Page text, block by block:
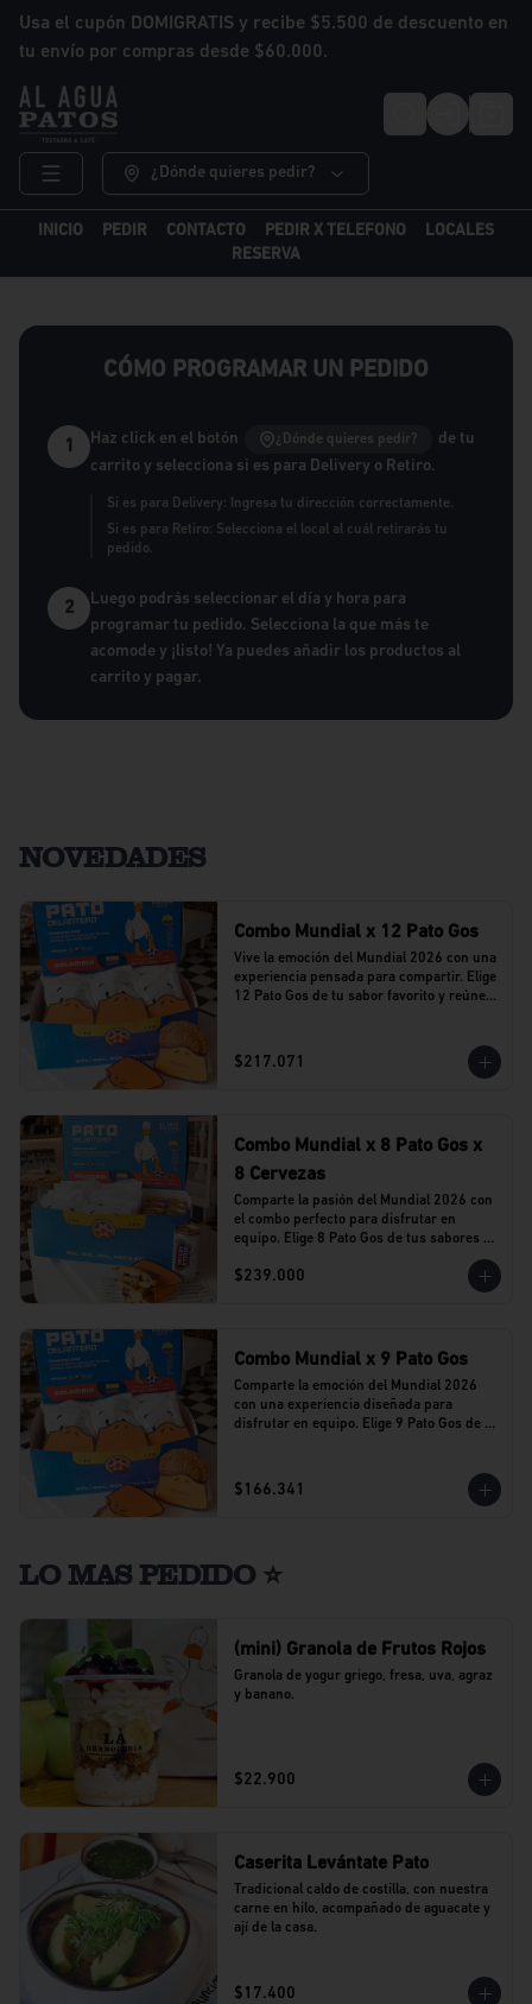
Usa el cupón DOMIGRATIS y recibe $5.500 de descuento en
tu envío por compras desde $60.000.
Login
¿Dónde quieres pedir?
INICIO PEDIR CONTACTO PEDIR X TELEFONO
LOCALES
RESERVA
CÓMO PROGRAMAR UN PEDIDO
1 Haz click en el botón ¿Dónde quieres pedir?
de tu
carrito y selecciona si es para Delivery o Retiro.
Si es para Delivery: Ingresa tu dirección correctamente.
Si es para Retiro: Selecciona el local al cuál retirarás tu
pedido.
2
Luego podrás seleccionar el día y hora para
programar tu pedido. Selecciona la que más te
acomode y ¡listo! Ya puedes añadir los productos al
carrito y pagar.
NOVEDADES
Combo Mundial x 12 Pato Gos
Vive la emoción del Mundial 2026 con una
experiencia pensada para compartir. Elige
12 Pato Gos de tu sabor favorito y reúne a
$217.071
Combo Mundial x 8 Pato Gos x
8 Cervezas
Comparte la pasión del Mundial 2026 con
el combo perfecto para disfrutar en
equipo. Elige 8 Pato Gos de tus sabores
favoritos y acompáñalos con 8 cervezas
Stella Artois en lata.
$239.000
Combo Mundial x 9 Pato Gos
Comparte la emoción del Mundial 2026
con una experiencia diseñada para
disfrutar en equipo. Elige 9 Pato Gos de tu
Al Agua Patos.
$166.341
LO MAS PEDIDO ⭐
(mini) Granola de Frutos Rojos
Granola de yogur griego, fresa, uva, agraz
y banano.
$22.900
Caserita Levántate Pato
Tradicional caldo de costilla, con nuestra
carne en hilo, acompañado de aguacate y
ají de la casa.
$17.400